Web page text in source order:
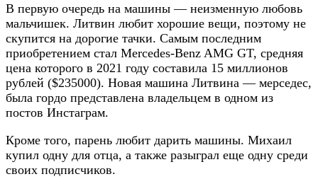
В первую очередь на машины — неизменную любовь
мальчишек. Литвин любит хорошие вещи, поэтому не
скупится на дорогие тачки. Самым последним
приобретением стал Mercedes-Benz AMG GT, средняя
цена которого в 2021 году составила 15 миллионов
рублей ($235000). Новая машина Литвина — мерседес,
была гордо представлена владельцем в одном из
постов Инстаграм.
Кроме того, парень любит дарить машины. Михаил
купил одну для отца, а также разыграл еще одну среди
своих подписчиков.